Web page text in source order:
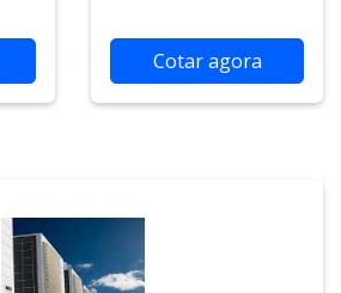
Cotar agora